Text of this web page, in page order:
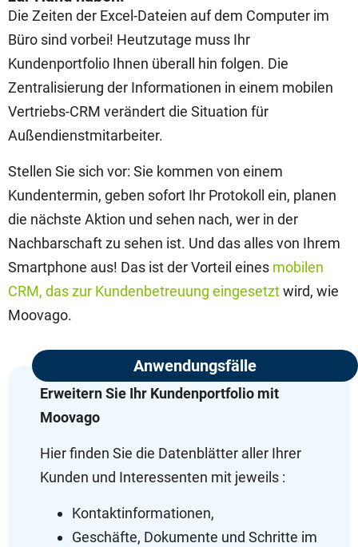
Die Zeiten der Excel-Dateien auf dem Computer im
Büro sind vorbei! Heutzutage muss Ihr
Kundenportfolio Ihnen überall hin folgen. Die
Zentralisierung der Informationen in einem mobilen
Vertriebs-CRM verändert die Situation für
Außendienstmitarbeiter.
Stellen Sie sich vor: Sie kommen von einem
Kundentermin, geben sofort Ihr Protokoll ein, planen
die nächste Aktion und sehen nach, wer in der
Nachbarschaft zu sehen ist. Und das alles von Ihrem
Smartphone aus! Das ist der Vorteil eines mobilen
CRM, das zur Kundenbetreuung eingesetztwird, wie
Moovago.
Anwendungsfälle
Erweitern Sie Ihr Kundenportfolio mit
Moovago
Hier finden Sie die Datenblätter aller Ihrer
Kunden und Interessenten mit jeweils :
Kontaktinformationen,
Geschäfte, Dokumente und Schritte im